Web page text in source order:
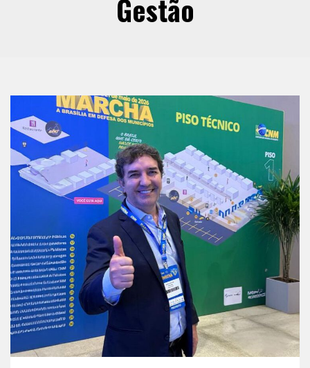
Gestão